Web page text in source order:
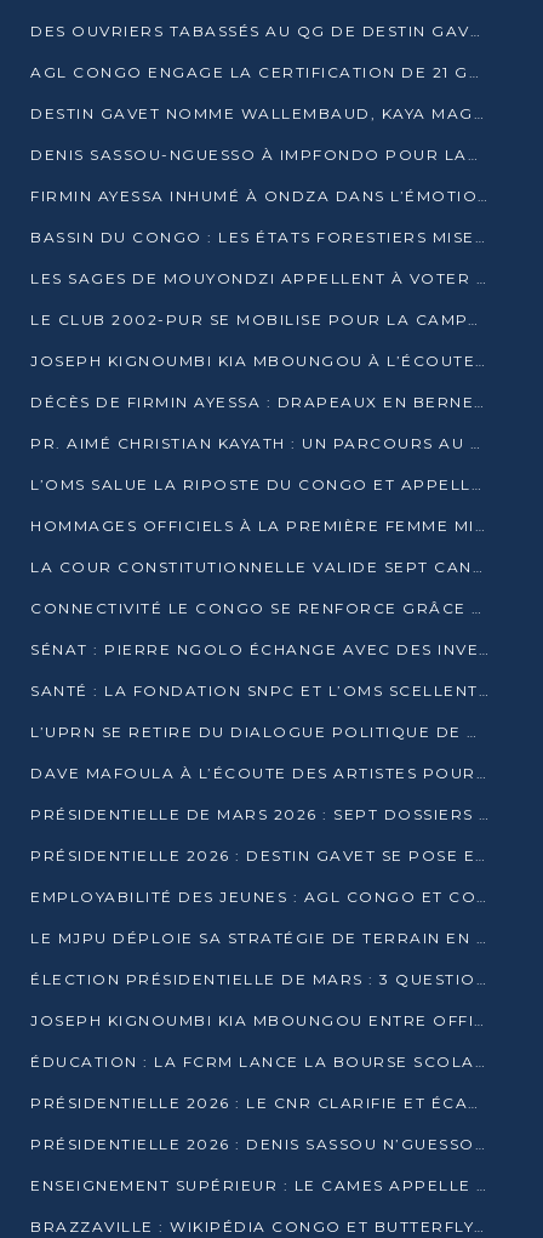
DES OUVRIERS TABASSÉS AU QG DE DESTIN GAVET À 24 HEURES DE L’OUVERTURE DE LA CAMPAGNE
AGL CONGO ENGAGE LA CERTIFICATION DE 21 GRUTIERS AUX NORMES INTERNATIONALES
DESTIN GAVET NOMME WALLEMBAUD, KAYA MAGANE, BOUDZIKA ET MBOUSSA-ELLAH AUX COMMANDES DE SA CAMPAGNE
DENIS SASSOU-NGUESSO À IMPFONDO POUR LANCER LE CORRIDOR 13
FIRMIN AYESSA INHUMÉ À ONDZA DANS L’ÉMOTION ET LE RECUEILLEMENT
BASSIN DU CONGO : LES ÉTATS FORESTIERS MISENT SUR LES MARCHÉS CARBONE
LES SAGES DE MOUYONDZI APPELLENT À VOTER DENIS SASSOU-NGUESSO
LE CLUB 2002-PUR SE MOBILISE POUR LA CAMPAGNE
JOSEPH KIGNOUMBI KIA MBOUNGOU À L’ÉCOUTE DE TALANGAÏ
DÉCÈS DE FIRMIN AYESSA : DRAPEAUX EN BERNE LUNDI
PR. AIMÉ CHRISTIAN KAYATH : UN PARCOURS AU SERVICE DE LA RECHERCHE ET DE L’INNOVATION
L’OMS SALUE LA RIPOSTE DU CONGO ET APPELLE À DES RÉFORMES DURABLES
HOMMAGES OFFICIELS À LA PREMIÈRE FEMME MINISTRE DU CONGO
LA COUR CONSTITUTIONNELLE VALIDE SEPT CANDIDATURES POUR LA PRÉSIDENTIELLE
CONNECTIVITÉ LE CONGO SE RENFORCE GRÂCE AU CÂBLE 2AFRICA
SÉNAT : PIERRE NGOLO ÉCHANGE AVEC DES INVESTISSEURS DU NUMÉRIQUE
SANTÉ : LA FONDATION SNPC ET L’OMS SCELLENT UN PARTENARIAT STRATÉGIQUE DE TROIS ANS
L’UPRN SE RETIRE DU DIALOGUE POLITIQUE DE DJAMBALA : TENSIONS DANS LE PRÉ-ÉLECTORAL CONGOLAIS
DAVE MAFOULA À L’ÉCOUTE DES ARTISTES POUR REDÉFINIR SA POLITIQUE CULTURELLE
PRÉSIDENTIELLE DE MARS 2026 : SEPT DOSSIERS DE CANDIDATURE ENREGISTRÉS À LA CLÔTURE DES DÉPÔTS
PRÉSIDENTIELLE 2026 : DESTIN GAVET SE POSE EN CANDIDAT DU « RAS-LE-BOL »
EMPLOYABILITÉ DES JEUNES : AGL CONGO ET CONGO TERMINAL S’ALLIENT À UCAC-ICAM
LE MJPU DÉPLOIE SA STRATÉGIE DE TERRAIN EN FAVEUR DE DSN
ÉLECTION PRÉSIDENTIELLE DE MARS : 3 QUESTIONS À UN EXPERT CONGOLAIS DE LA CYBERSÉCURITÉ
JOSEPH KIGNOUMBI KIA MBOUNGOU ENTRE OFFICIELLEMENT EN COURSE POUR LA PRÉSIDENTIELLE
ÉDUCATION : LA FCRM LANCE LA BOURSE SCOLAIRE FRANCINE-NTOUMI POUR PROMOUVOIR LES FILIÈRES SCIENTIFIQUES
PRÉSIDENTIELLE 2026 : LE CNR CLARIFIE ET ÉCARTE LA CANDIDATURE DU PASTEUR NTUMI
PRÉSIDENTIELLE 2026 : DENIS SASSOU N’GUESSO ANNONCE OFFICIELLEMENT SA CANDIDATURE
ENSEIGNEMENT SUPÉRIEUR : LE CAMES APPELLE À UNE UNIVERSITÉ AFRICAINE AXÉE SUR L’EMPLOYABILITÉ
BRAZZAVILLE : WIKIPÉDIA CONGO ET BUTTERFLY SCELLENT UN PARTENARIAT POUR STRUCTURER LE BÉNÉVOLAT NUMÉRIQUE